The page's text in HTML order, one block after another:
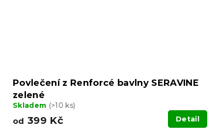
Povlečení z Renforcé bavlny SERAVINE
zelené
Skladem (>10 ks)
od 399 Kč Detail